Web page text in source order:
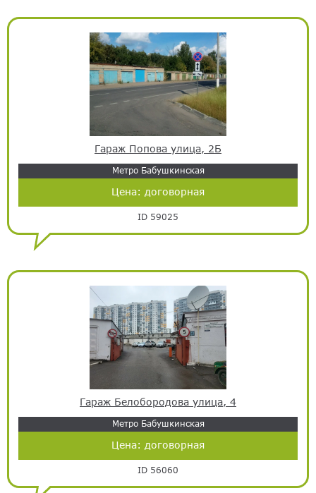
Гараж Попова улица, 2Б
Метро Бабушкинская
Цена: договорная
ID 59025
Гараж Белобородова улица, 4
Метро Бабушкинская
Цена: договорная
ID 56060